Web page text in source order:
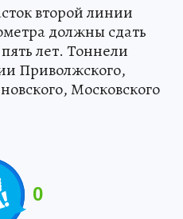
второй линии
должны сдать
лет. Тоннели
Приволжского,
Московского
0